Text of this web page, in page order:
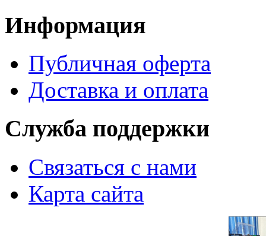
Информация
Публичная оферта
Доставка и оплата
Служба поддержки
Связаться с нами
Карта сайта